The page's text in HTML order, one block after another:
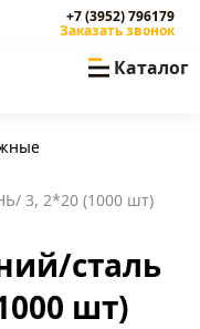
+7 (3952) 796179
Заказать звонок
Каталог
3, 2*20 (1000 шт)
сталь
шт)